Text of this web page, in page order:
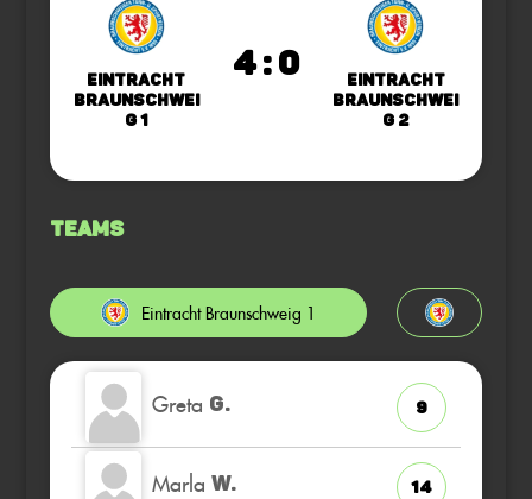
Eintracht
Braunschwei
g 1
4 : 0
Eintracht
Braunschwei
g 2
Teams
Eintracht Braunschweig 1
Greta G. 9
Marla W. 14